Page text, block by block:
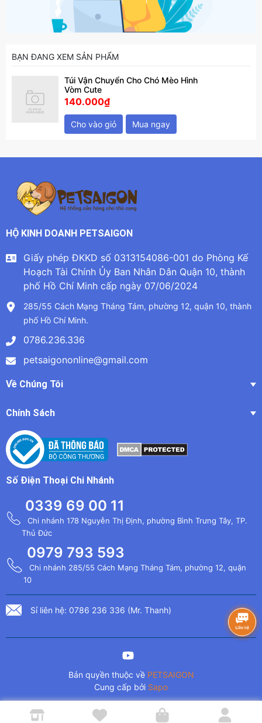
BẠN ĐANG XEM SẢN PHẨM
Túi Vận Chuyển Cho Chó Mèo Hình
Vòm Cute
140.000₫
Cho vào giỏ Mua ngay
HỘ KINH DOANH PETSAIGON
Giấy phép ĐKKD số 0313154086-001 do Phòng Kế
Hoạch Tài Chính Ủy Ban Nhân Dân Quận 10, thành
phố Hồ Chí Minh cấp ngày 07/06/2024
285/55 Cách Mạng Tháng Tám, phường 12, quận 10, thành
phố Hồ Chí Minh.
0786.236.336
petsaigononline@gmail.com
Về Chúng Tôi
Chính Sách
Số Điện Thoại Chi Nhánh
0339 69 00 11
Chi nhánh 178 Nguyễn Thị Định, phường Bình Trưng Tây, TP.
Thủ Đức
0979 793 593
Chi nhánh 285/55 Cách Mạng Tháng Tám, phường 12, quận
10
Sỉ liên hệ: 0786 236 336 (Mr. Thanh)
Bản quyền thuộc về PETSAIGON
Cung cấp bởi Sapo